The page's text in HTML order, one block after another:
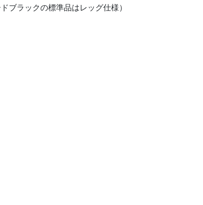
ブラックの標準品はレッグ仕様）